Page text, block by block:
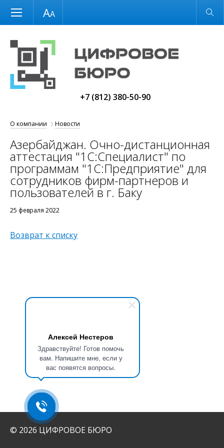
Алексей Нестеров
Здравствуйте! Готов помочь
вам. Напишите мне, если у
вас появятся вопросы.
Размер шрифта Обычная версия
+7 (812) 380-50-90
О компании Новости
Азербайджан. Очно-дистанционная
аттестация "1С:Специалист" по
программам "1С:Предприятие" для
сотрудников фирм-партнеров и
пользователей в г. Баку
25 февраля 2022
Возврат к списку
© 2026 ЦИФРОВОЕ БЮРО